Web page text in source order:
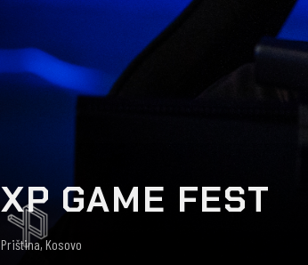
XP GAME FEST
Priština, Kosovo